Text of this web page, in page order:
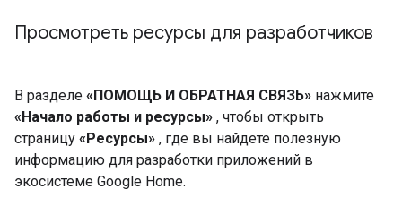
Просмотреть ресурсы для разработчиков
В разделе «ПОМОЩЬ И ОБРАТНАЯ СВЯЗЬ» нажмите
«Начало работы и ресурсы» , чтобы открыть
страницу «Ресурсы» , где вы найдете полезную
информацию для разработки приложений в
экосистеме Google Home.